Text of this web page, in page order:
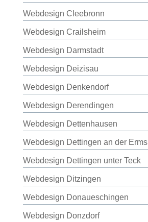
Webdesign Cleebronn
Webdesign Crailsheim
Webdesign Darmstadt
Webdesign Deizisau
Webdesign Denkendorf
Webdesign Derendingen
Webdesign Dettenhausen
Webdesign Dettingen an der Erms
Webdesign Dettingen unter Teck
Webdesign Ditzingen
Webdesign Donaueschingen
Webdesign Donzdorf